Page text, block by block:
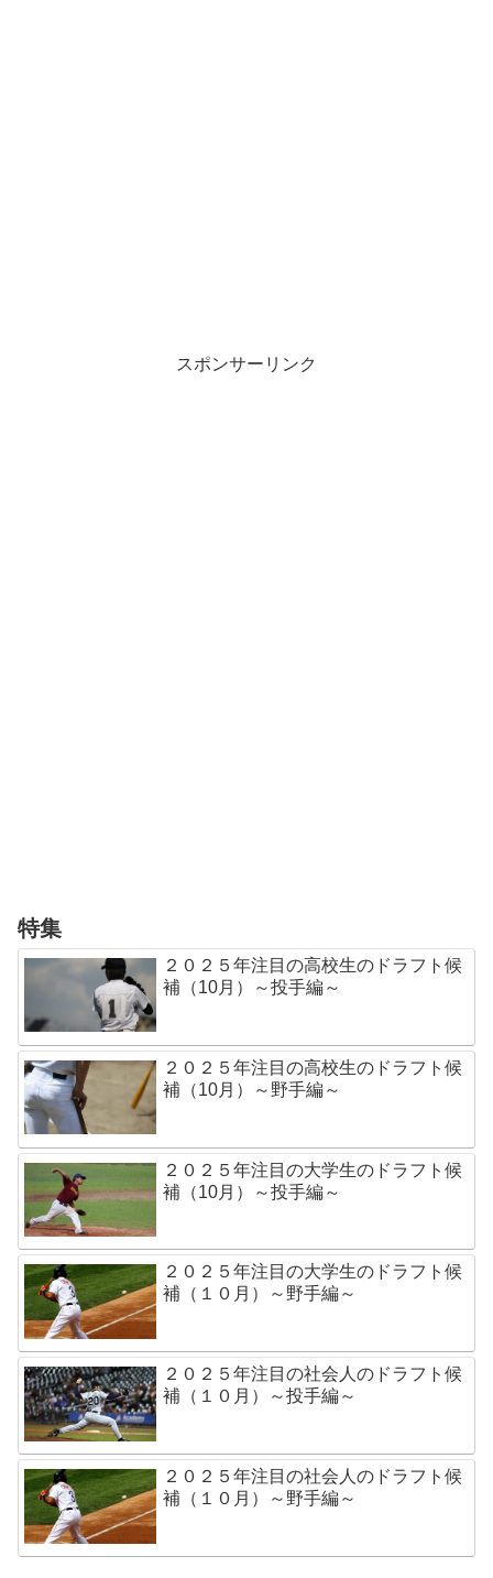
スポンサーリンク
特集
２０２５年注目の高校生のドラフト候
補（10月）～投手編～
２０２５年注目の高校生のドラフト候
補（10月）～野手編～
２０２５年注目の大学生のドラフト候
補（10月）～投手編～
２０２５年注目の大学生のドラフト候
補（１０月）～野手編～
２０２５年注目の社会人のドラフト候
補（１０月）～投手編～
２０２５年注目の社会人のドラフト候
補（１０月）～野手編～